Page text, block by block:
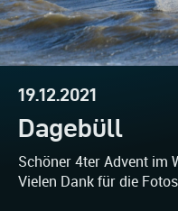
19.12.2021
Dagebüll
Schöner 4ter Advent im
Vielen Dank für die